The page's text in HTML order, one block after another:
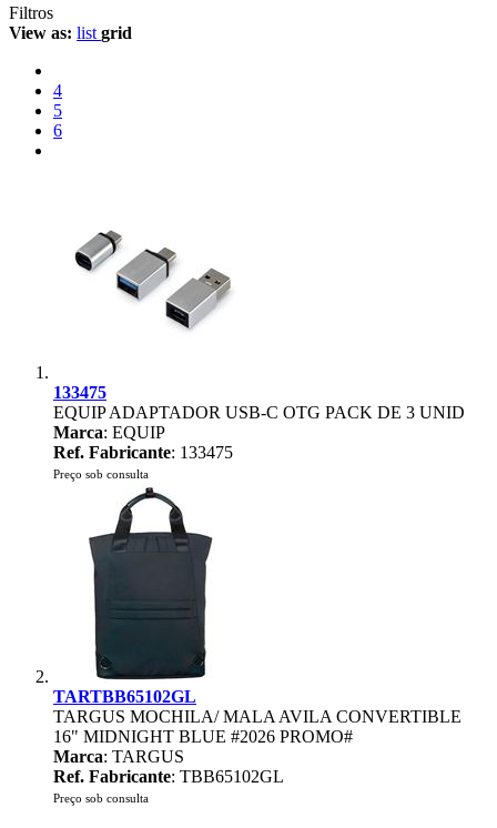
Filtros
View as: list grid
4
5
6
133475
EQUIP ADAPTADOR USB-C OTG PACK DE 3 UNID
Marca: EQUIP
Ref. Fabricante: 133475
Preço sob consulta
TARTBB65102GL
TARGUS MOCHILA/ MALA AVILA CONVERTIBLE
16" MIDNIGHT BLUE #2026 PROMO#
Marca: TARGUS
Ref. Fabricante: TBB65102GL
Preço sob consulta